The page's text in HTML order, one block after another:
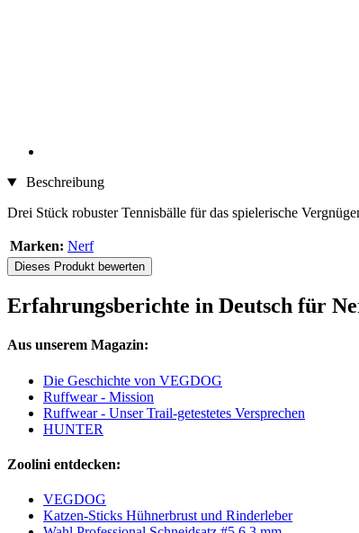
Beschreibung
Drei Stück robuster Tennisbälle für das spielerische
Marken: Nerf
Dieses Produkt bewerten
Erfahrungsberichte in Deutsch für
Aus unserem Magazin:
Die Geschichte von VEGDOG
Ruffwear - Mission
Ruffwear - Unser Trail-getestetes Versprechen
HUNTER
Zoolini entdecken:
VEGDOG
Katzen-Sticks Hühnerbrust und Rinderleber